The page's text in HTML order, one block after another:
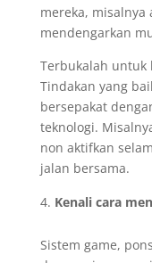
mereka, misalnya
mendengarkan
Terbukalah untuk
Tindakan yang
bersepakat
teknologi.
non aktifkan
jalan bersama.
Kenali cara
Sistem game,